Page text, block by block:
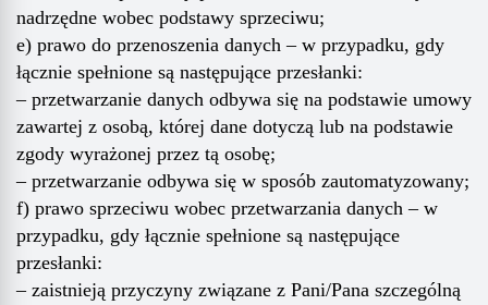
nadrzędne wobec podstawy sprzeciwu;
e) prawo do przenoszenia danych – w przypadku, gdy
łącznie spełnione są następujące przesłanki:
– przetwarzanie danych odbywa się na podstawie umowy
zawartej z osobą, której dane dotyczą lub na podstawie
zgody wyrażonej przez tą osobę;
– przetwarzanie odbywa się w sposób zautomatyzowany;
f) prawo sprzeciwu wobec przetwarzania danych – w
przypadku, gdy łącznie spełnione są następujące
przesłanki:
– zaistnieją przyczyny związane z Pani/Pana szczególną